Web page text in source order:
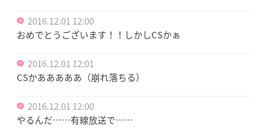
2016.12.01 12:00
おめでとうございます！！しかしCSかぁ
2016.12.01 12:01
CSかあああああ（崩れ落ちる）
2016.12.01 12:00
やるんだ……有線放送で……